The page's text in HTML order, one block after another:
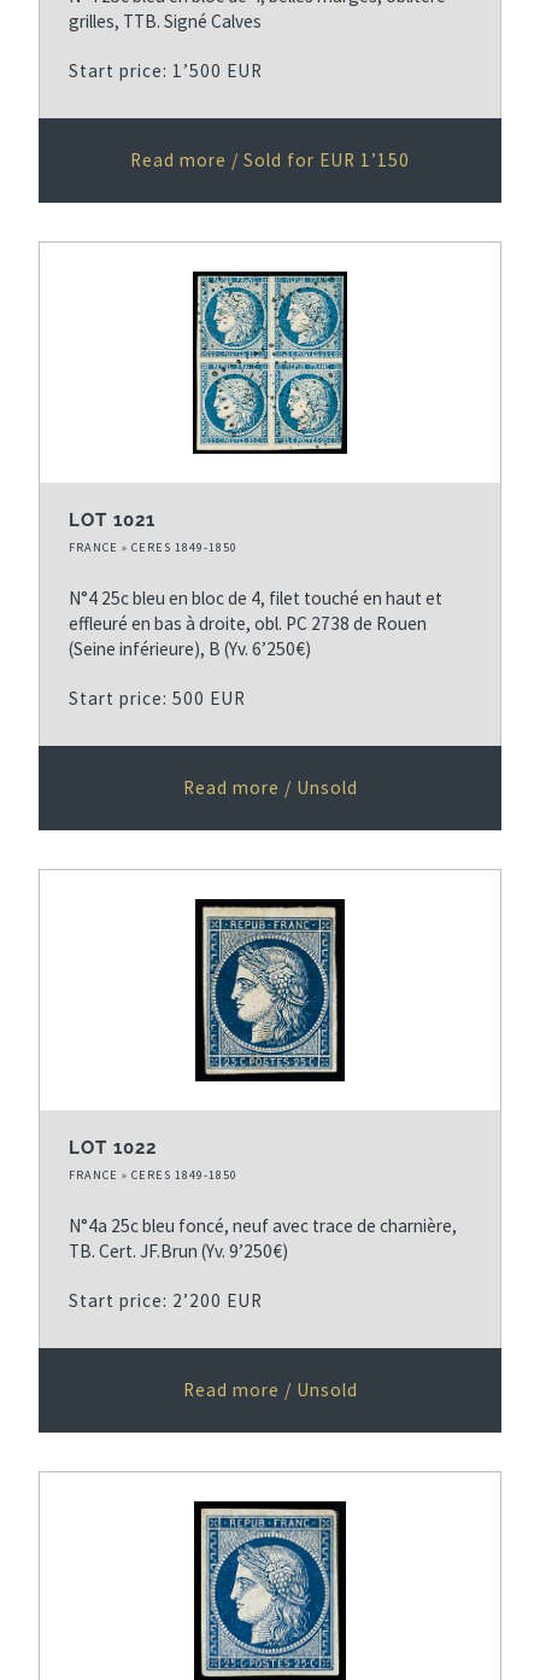
grilles, TTB. Signé Calves
Start price: 1’500 EUR
Read more / Sold for EUR 1’150
LOT 1021
FRANCE » CERES 1849-1850
N°4 25c bleu en bloc de 4, filet touché en haut et
effleuré en bas à droite, obl. PC 2738 de Rouen
(Seine inférieure), B (Yv. 6’250€)
Start price: 500 EUR
Read more / Unsold
LOT 1022
FRANCE » CERES 1849-1850
N°4a 25c bleu foncé, neuf avec trace de charnière,
TB. Cert. JF.Brun (Yv. 9’250€)
Start price: 2’200 EUR
Read more / Unsold